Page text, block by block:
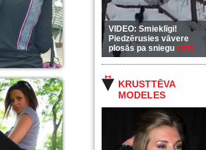
VIDEO: Smieklīgi!
Piedzērusies vāvere
plosās pa sniegu (255)
KRUSTTĒVA
MODELES